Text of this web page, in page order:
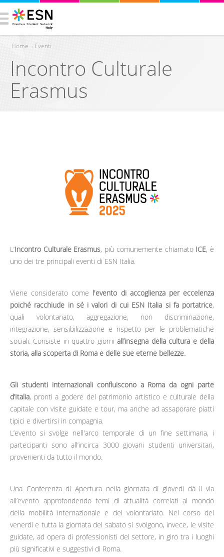
You are here
Home › Eventi
Incontro Culturale
Erasmus
L’Incontro Culturale Erasmus, più comunemente chiamato ICE, è
uno dei tre principali eventi di ESN Italia.
Viene considerato come l'evento di accoglienza per eccelenza
poiché racchiude in sé i valori di cui ESN Italia si fa portatrice,
quali volontariato, aggregazione, non discriminazione,
integrazione, sensibilizzazione e rispetto per le problematiche
sociali. Consiste in quattro giorniall’insegna della cultura e della
storia, alla scoperta di Roma e delle sue eterne bellezze.
Gli studenti internazionali confluiscono a Roma da ogni parte
d’Italia, pronti a godere del patrimonio artistico e culturale della
capitale con visite guidate e tour, ma anche ad assaporare piatti
tipici e divertirsi in compagnia.
L’evento si svolge nell'arco temporale di un fine settimana, i
partecipanti sono all’incirca 3000 giovani studenti universitari,
provenienti da tutto il mondo.
Una Conferenza di Apertura nella giornata di giovedì dà il via
all’evento approfondendo temi di attualità correlati al mondo
della mobilità internazionale e del volontariato. Nel corso del
venerdì e tutta la giornata del sabato si svolgono, invece, le visite
guidate, ad opera di professionisti del settore, in giro tra i luoghi
più significativi e suggestivi di Roma.